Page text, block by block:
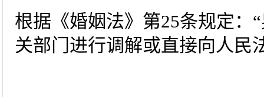
根据《婚姻法》第25条规定：
关部门进行调解或直接向人民